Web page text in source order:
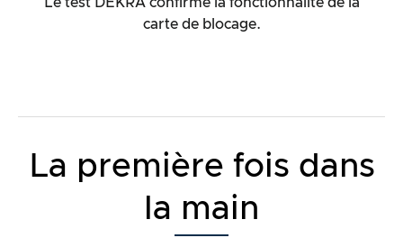
Le test DEKRA confirme la fonctionnalité de la
carte de blocage.
La première fois dans
la main